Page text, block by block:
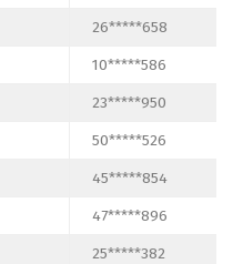
26*****658
10*****586
23*****950
50*****526
45*****854
47*****896
25*****382